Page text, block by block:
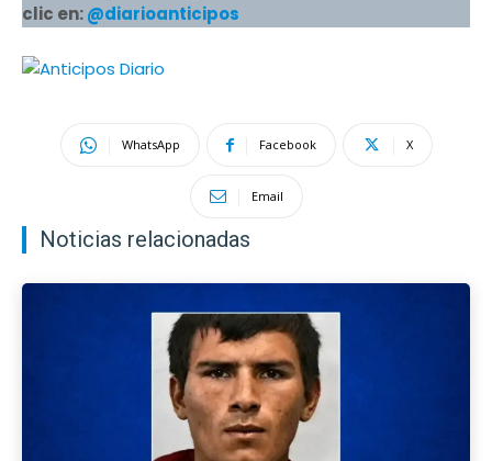
clic en:@diarioanticipos
WhatsApp Facebook X
Email
Noticias relacionadas